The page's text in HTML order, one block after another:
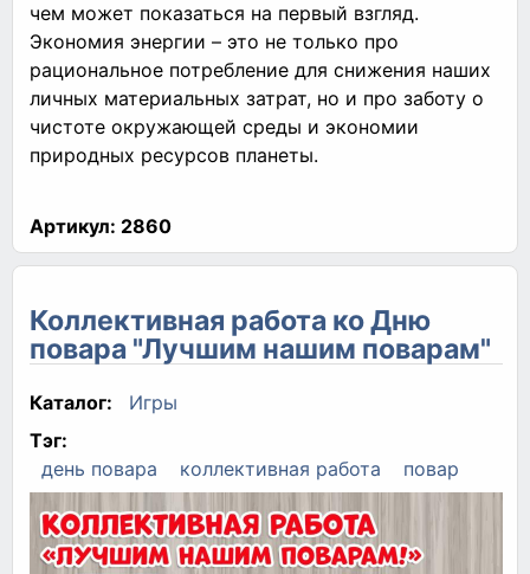
чем может показаться на первый взгляд.
Экономия энергии – это не только про
рациональное потребление для снижения наших
личных материальных затрат, но и про заботу о
чистоте окружающей среды и экономии
природных ресурсов планеты.
Артикул: 2860
Коллективная работа ко Дню
повара "Лучшим нашим поварам"
Каталог:
Игры
Тэг:
день повара
коллективная работа повар